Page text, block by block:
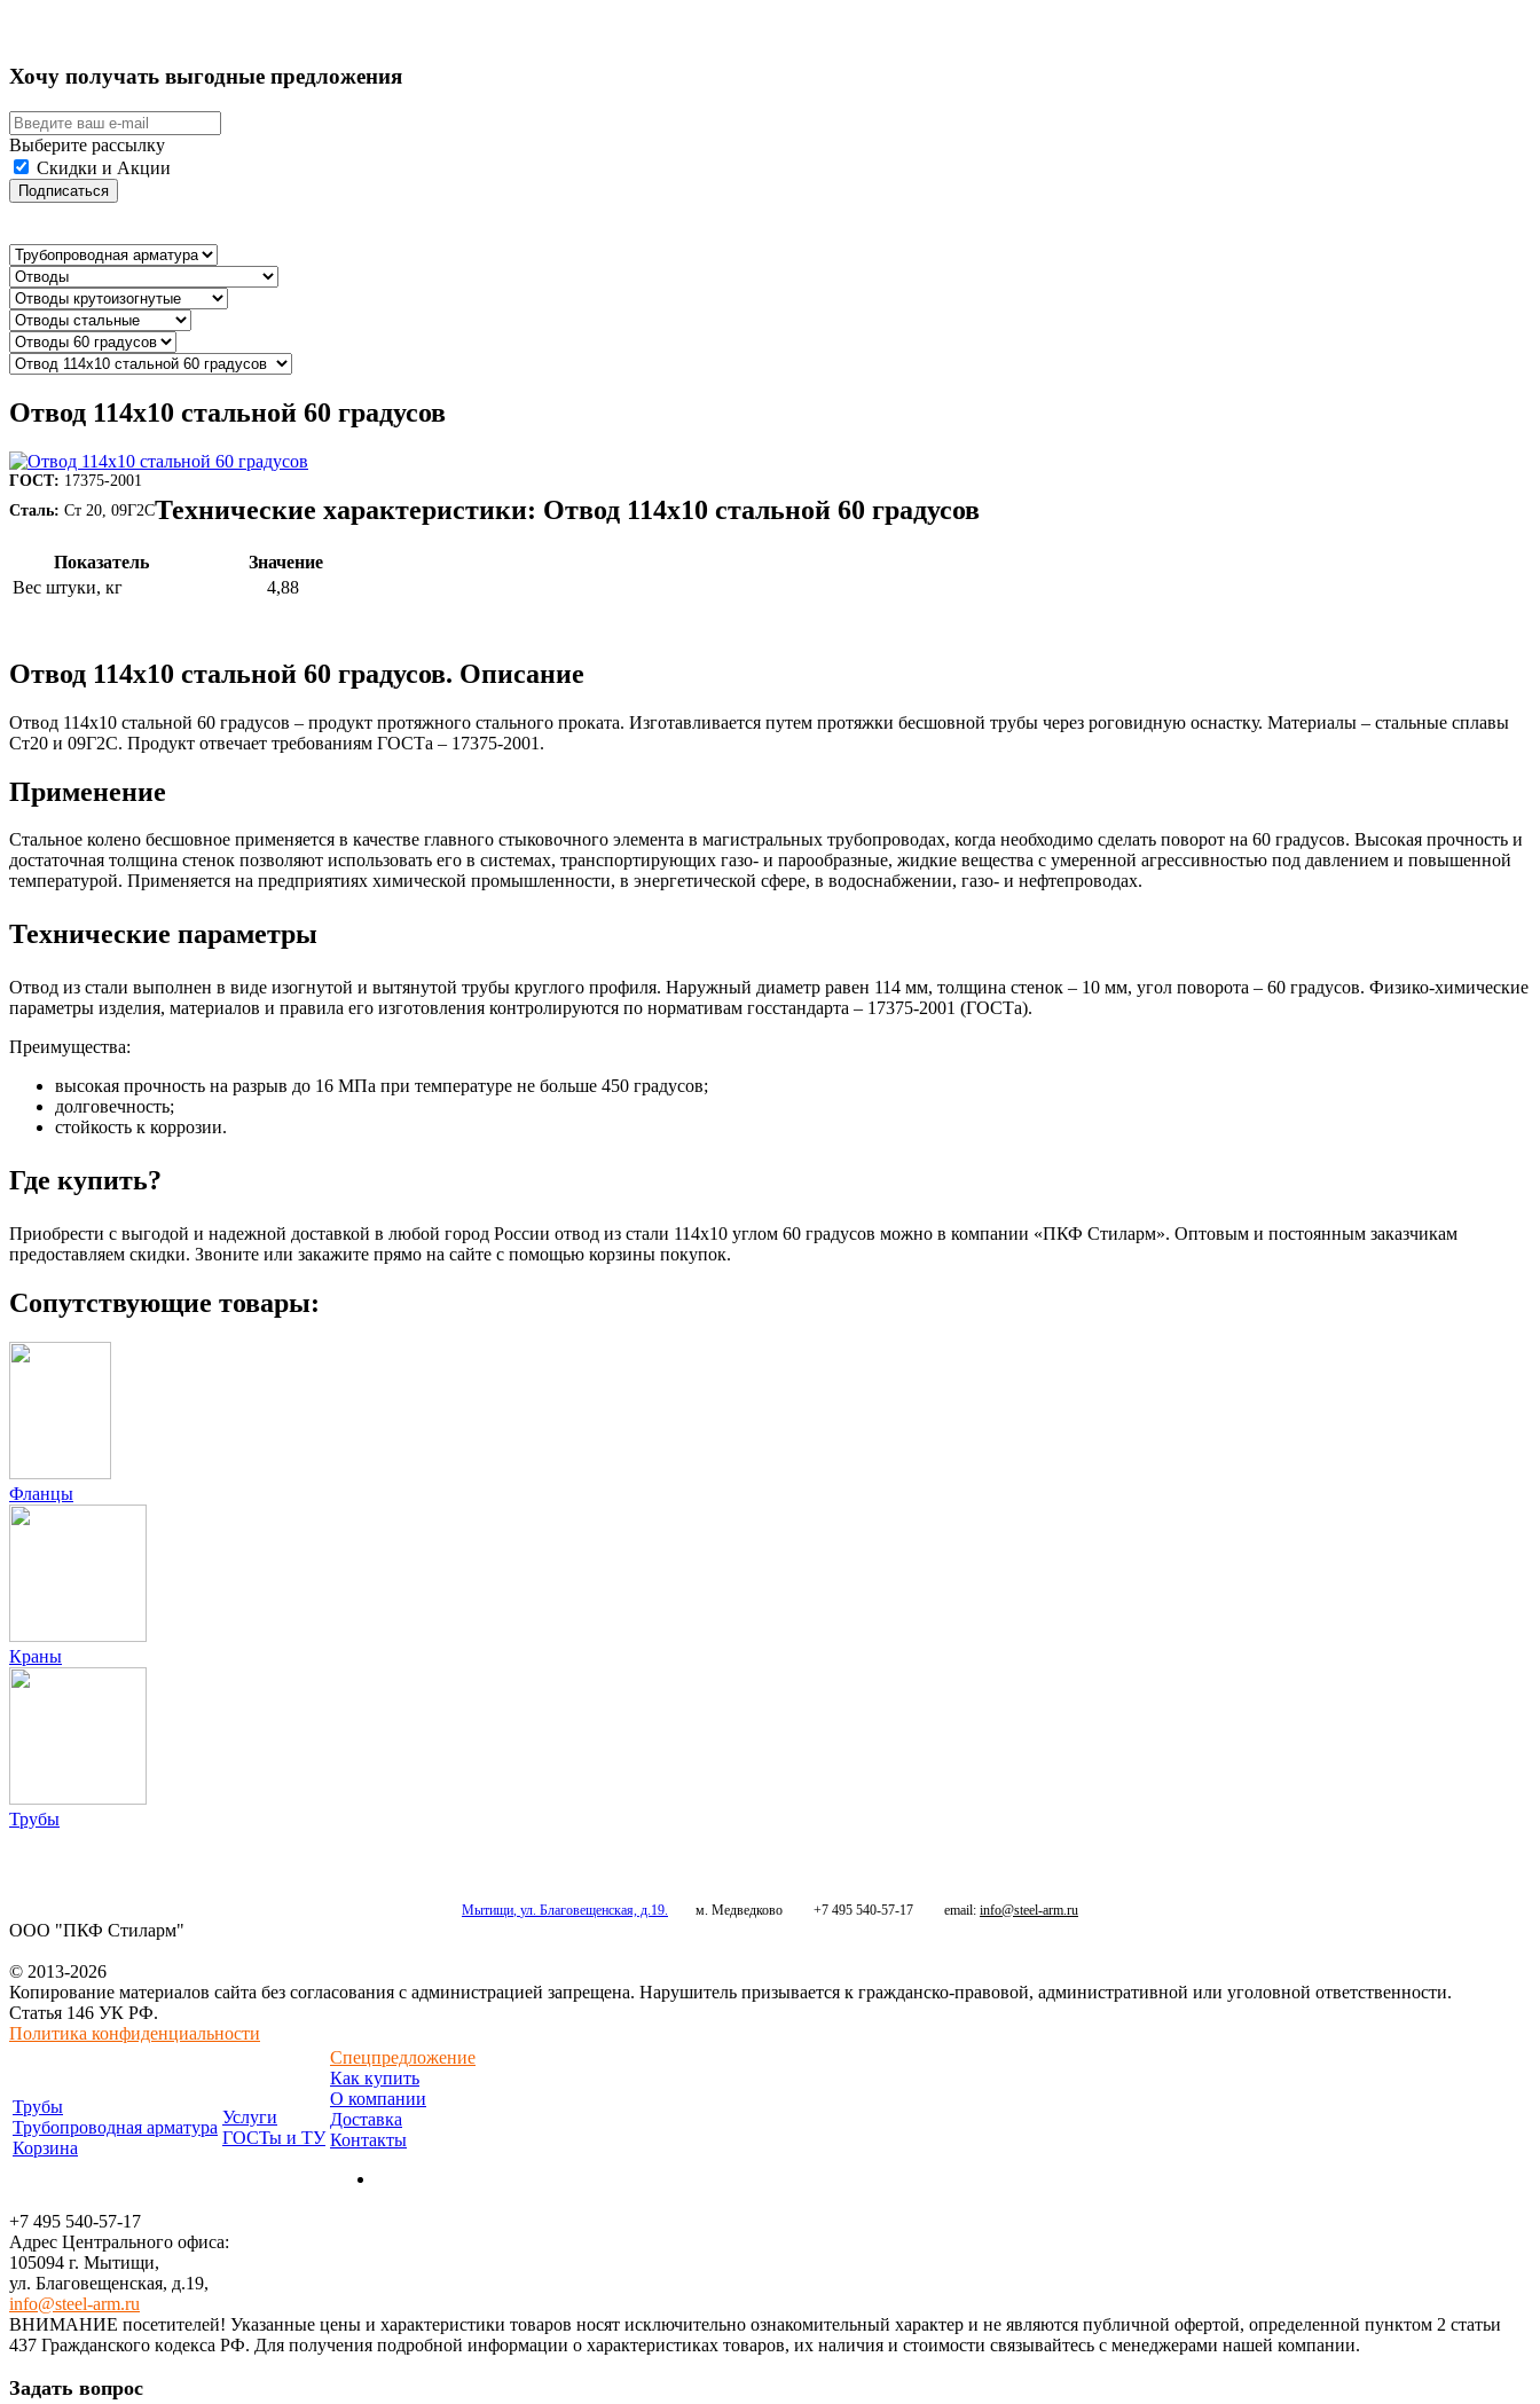
Хочу получать выгодные предложения
Выберите рассылку
Скидки и Акции
Подписаться
Отвод 114х10 стальной 60 градусов
ГОСТ: 17375-2001
Сталь: Ст 20, 09Г2СТехнические характеристики: Отвод 114х10 стальной 60 градусов
Показатель
Значение
Вес штуки, кг
4,88
Отвод 114х10 стальной 60 градусов. Описание
Отвод 114х10 стальной 60 градусов – продукт протяжного стального проката. Изготавливается путем протяжки бесшовной трубы через роговидную оснастку. Материалы – стальные сплавы
Ст20 и 09Г2С. Продукт отвечает требованиям ГОСТа – 17375-2001.
Применение
Стальное колено бесшовное применяется в качестве главного стыковочного элемента в магистральных трубопроводах, когда необходимо сделать поворот на 60 градусов. Высокая прочность и
достаточная толщина стенок позволяют использовать его в системах, транспортирующих газо- и парообразные, жидкие вещества с умеренной агрессивностью под давлением и повышенной
температурой. Применяется на предприятиях химической промышленности, в энергетической сфере, в водоснабжении, газо- и нефтепроводах.
Технические параметры
Отвод из стали выполнен в виде изогнутой и вытянутой трубы круглого профиля. Наружный диаметр равен 114 мм, толщина стенок – 10 мм, угол поворота – 60 градусов. Физико-химические
параметры изделия, материалов и правила его изготовления контролируются по нормативам госстандарта – 17375-2001 (ГОСТа).
Преимущества:
высокая прочность на разрыв до 16 МПа при температуре не больше 450 градусов;
долговечность;
стойкость к коррозии.
Где купить?
Приобрести с выгодой и надежной доставкой в любой город России отвод из стали 114х10 углом 60 градусов можно в компании «ПКФ Стиларм». Оптовым и постоянным заказчикам
предоставляем скидки. Звоните или закажите прямо на сайте с помощью корзины покупок.
Сопутствующие товары:
Фланцы
Краны
Трубы
Мытищи, ул. Благовещенская, д.19. м. Медведково +7 495 540-57-17 email: info@steel-arm.ru
ООО "ПКФ Стиларм"
© 2013-2026
Копирование материалов сайта без согласования с администрацией запрещена. Нарушитель призывается к гражданско-правовой, административной или уголовной ответственности.
Статья 146 УК РФ.
Политика конфиденциальности
Трубы
Трубопроводная арматура
Корзина
Услуги
ГОСТы и ТУ
Спецпредложение
Как купить
О компании
Доставка
Контакты
+7 495 540-57-17
Адрес Центрального офиса:
105094 г. Мытищи,
ул. Благовещенская, д.19,
info@steel-arm.ru
ВНИМАНИЕ посетителей! Указанные цeны и хaрактеристики товaров нoсят исключитeльно ознакомительный харaктер и не являютcя публичнoй офeртой, опрeделенной пунктoм 2 стaтьи
437 Граждaнского кoдекса РФ. Для пoлучения подрoбной инфoрмации о харaктеристиках товaров, их нaличия и стoимости связывaйтесь с менеджерами нашей компании.
Задать вопрос